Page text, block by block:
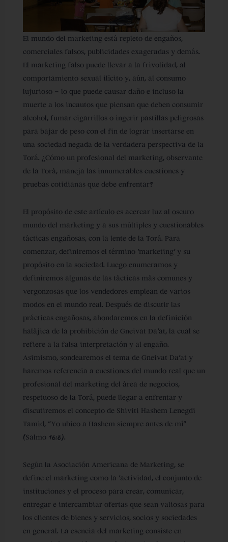
El mundo del marketing está repleto de engaños,
comerciales falsos, publicidades exageradas y demás.
El marketing falso puede llevar a la frivolidad, al
comportamiento sexual ilícito y, aún, al consumo
lujurioso – lo que puede causar daño e incluso la
muerte a los incautos que piensan que deben consumir
alcohol, fumar cigarrillos o ingerir pastillas peligrosas
para bajar de peso con el fin de lograr insertarse en
una sociedad negada de la verdadera perspectiva de la
Torá. ¿Cómo un profesional del marketing, observante
de la Torá, maneja las innumerables cuestiones y
pruebas cotidianas que debe enfrentar?
El propósito de este artículo es acercar luz al oscuro
mundo del marketing y a sus múltiples y cuestionables
tácticas engañosas, con la lente de la Torá. Para
comenzar, definiremos el término ‘marketing’ y su
propósito en la sociedad. Luego enumeramos y
definiremos algunas de las tácticas más comunes y
vergonzosas que los vendedores emplean de varios
modos en el mundo real. Después de discutir las
prácticas engañosas, ahondaremos en la definición
halájica de la prohibición de Gneivat Da’at, la cual se
refiere a la falsa interpretación y al engaño.
Asimismo, sondearemos el tema de Gneivat Da’at y
haremos referencia a cuestiones del mundo real que un
profesional del marketing del área de negocios,
respetuoso de la Torá, puede llegar a enfrentar y
discutiremos el concepto de Shiviti Hashem Lenegdi
Tamid, “Yo ubico a Hashem siempre antes de mí”
(Salmo 16:8).
Según la Asociación Americana de Marketing, se
define el marketing como la ‘actividad, el conjunto de
instituciones y el proceso para crear, comunicar,
entregar e intercambiar ofertas que sean valiosas para
los clientes de bienes y servicios, socios y sociedades
en general. La esencia del marketing consiste en